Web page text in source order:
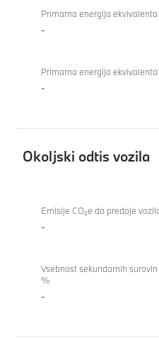
Primarna energija
-
Primarna energija
-
Okoljski odtis vozila
odtis
vozila
M8
Coupé
Emisije CO₂e do predaje
-
Vsebnost sekundarnih
%
-